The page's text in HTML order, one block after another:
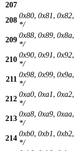
207
208
0x80, 0x81, 0x82,
*/
209
0x88, 0x89, 0x8a,
*/
210
0x90, 0x91, 0x92,
*/
211
0x98, 0x99, 0x9a,
*/
212
0xa0, 0xa1, 0xa2,
*/
213
0xa8, 0xa9, 0xaa,
*/
214
0xb0, 0xb1, 0xb2,
*/